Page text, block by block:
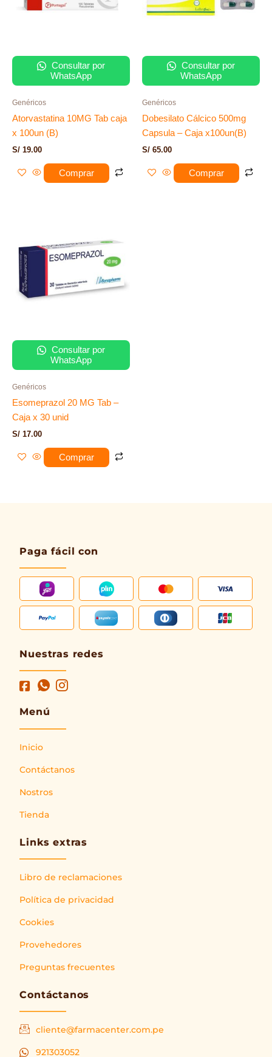
Consultar por
WhatsApp
Genéricos
Atorvastatina 10MG Tab caja
x 100un (B)
S/ 19.00
Comprar
Consultar por
WhatsApp
Genéricos
Dobesilato Cálcico 500mg
Capsula – Caja x100un(B)
S/ 65.00
Comprar
Consultar por
WhatsApp
Genéricos
Esomeprazol 20 MG Tab –
Caja x 30 unid
S/ 17.00
Comprar
Paga fácil con
Nuestras redes
Menú
Inicio
Contáctanos
Nostros
Tienda
Links extras
Libro de reclamaciones
Política de privacidad
Cookies
Provehedores
Preguntas frecuentes
Contáctanos
cliente@farmacenter.com.pe
921303052